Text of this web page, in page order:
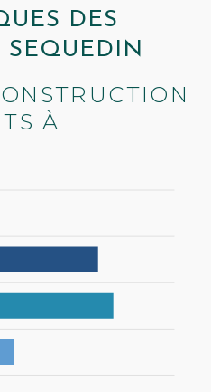
DES
SEQUEDIN
À